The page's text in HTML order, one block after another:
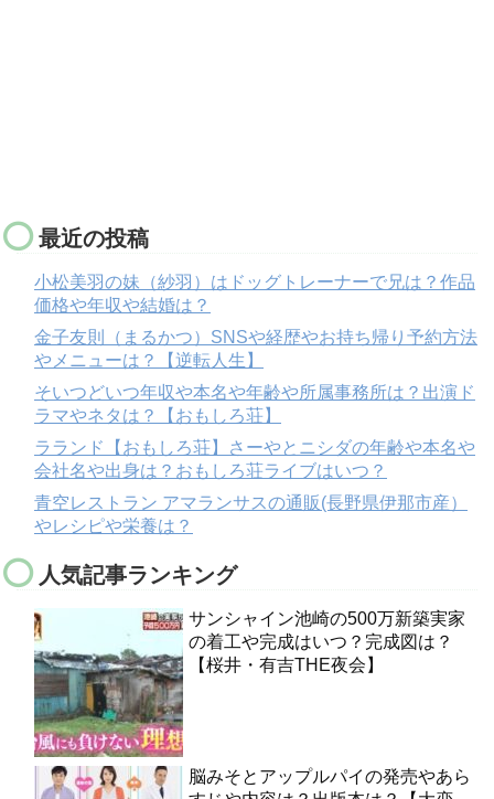
最近の投稿
小松美羽の妹（紗羽）はドッグトレーナーで兄は？作品
価格や年収や結婚は？
金子友則（まるかつ）SNSや経歴やお持ち帰り予約方法
やメニューは？【逆転人生】
そいつどいつ年収や本名や年齢や所属事務所は？出演ド
ラマやネタは？【おもしろ荘】
ラランド【おもしろ荘】さーやとニシダの年齢や本名や
会社名や出身は？おもしろ荘ライブはいつ？
青空レストラン アマランサスの通販(長野県伊那市産）
やレシピや栄養は？
人気記事ランキング
サンシャイン池崎の500万新築実家
の着工や完成はいつ？完成図は？
【桜井・有吉THE夜会】
脳みそとアップルパイの発売やあら